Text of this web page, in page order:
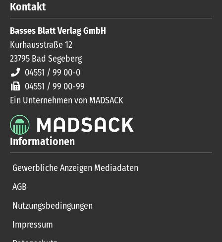
Kontakt
Basses Blatt Verlag GmbH
Kurhausstraße 12
23795 Bad Segeberg
04551 / 99 00-0
04551 / 99 00-99
Ein Unternehmen von MADSACK
Informationen
Gewerbliche Anzeigen Mediadaten
AGB
Nutzungsbedingungen
Impressum